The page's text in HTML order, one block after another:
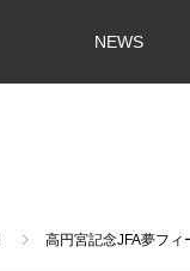
NEWS
高円宮記念JFA夢フィ